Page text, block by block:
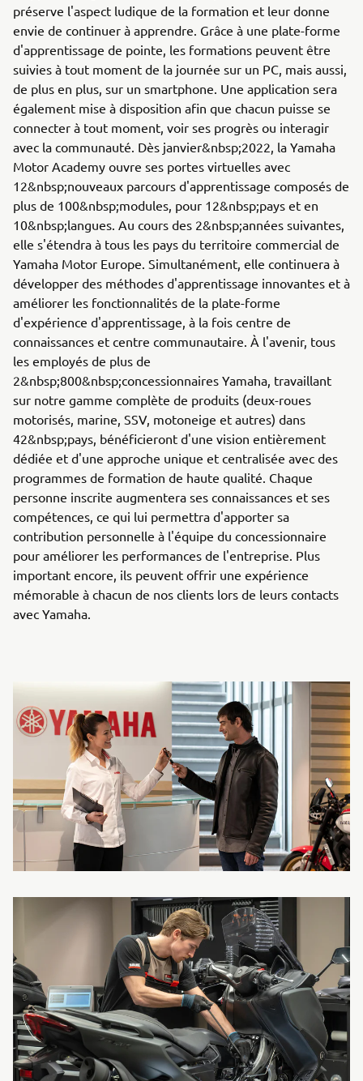
préserve l'aspect ludique de la formation et leur donne
envie de continuer à apprendre. Grâce à une plate-forme
d'apprentissage de pointe, les formations peuvent être
suivies à tout moment de la journée sur un PC, mais aussi,
de plus en plus, sur un smartphone. Une application sera
également mise à disposition afin que chacun puisse se
connecter à tout moment, voir ses progrès ou interagir
avec la communauté. Dès janvier&nbsp;2022, la Yamaha
Motor Academy ouvre ses portes virtuelles avec
12&nbsp;nouveaux parcours d'apprentissage composés de
plus de 100&nbsp;modules, pour 12&nbsp;pays et en
10&nbsp;langues. Au cours des 2&nbsp;années suivantes,
elle s'étendra à tous les pays du territoire commercial de
Yamaha Motor Europe. Simultanément, elle continuera à
développer des méthodes d'apprentissage innovantes et à
améliorer les fonctionnalités de la plate-forme
d'expérience d'apprentissage, à la fois centre de
connaissances et centre communautaire. À l'avenir, tous
les employés de plus de
2&nbsp;800&nbsp;concessionnaires Yamaha, travaillant
sur notre gamme complète de produits (deux-roues
motorisés, marine, SSV, motoneige et autres) dans
42&nbsp;pays, bénéficieront d'une vision entièrement
dédiée et d'une approche unique et centralisée avec des
programmes de formation de haute qualité. Chaque
personne inscrite augmentera ses connaissances et ses
compétences, ce qui lui permettra d'apporter sa
contribution personnelle à l'équipe du concessionnaire
pour améliorer les performances de l'entreprise. Plus
important encore, ils peuvent offrir une expérience
mémorable à chacun de nos clients lors de leurs contacts
avec Yamaha.